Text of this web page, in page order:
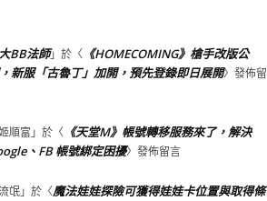
BB法師」於〈 《HOMECOMING》槍手改版公
新服「古魯丁」加開，預先登錄即日展開〉發佈留
順富 」於〈 《天堂M》帳號轉移服務來了，解決
、FB 帳號綁定困擾〉發佈留言
氓」於〈魔法娃娃探險可獲得娃娃卡位置與取得條